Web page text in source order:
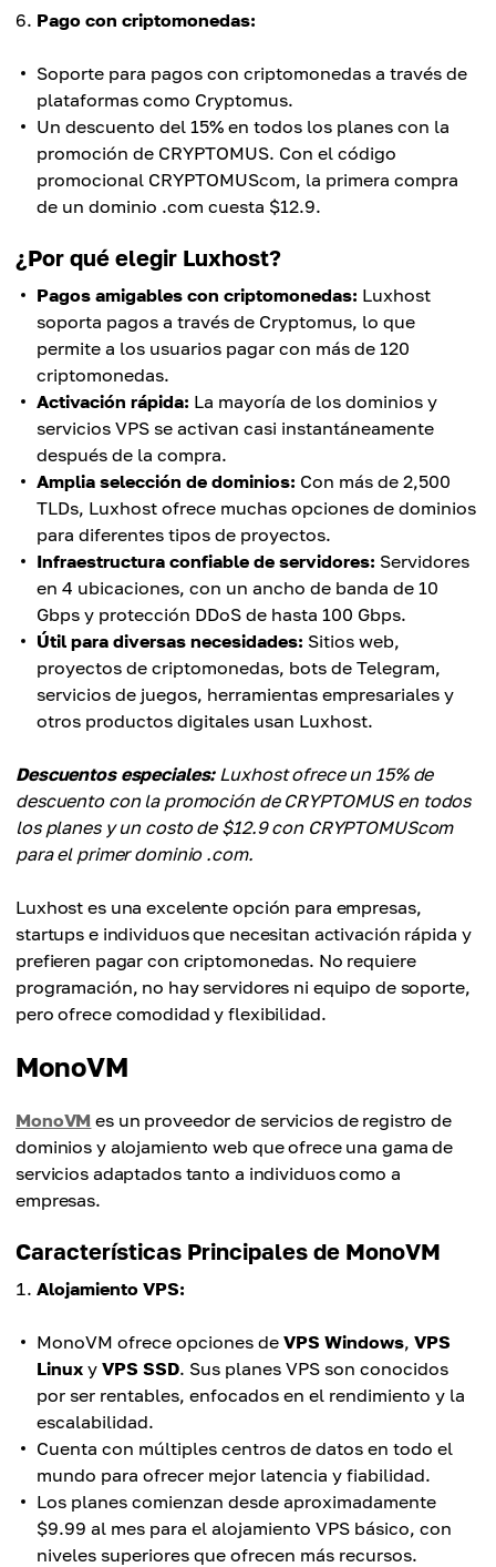
Pago con criptomonedas:
Soporte para pagos con criptomonedas a través de
plataformas como Cryptomus.
Un descuento del 15% en todos los planes con la
promoción de CRYPTOMUS. Con el código
promocional CRYPTOMUScom, la primera compra
de un dominio .com cuesta $12.9.
¿Por qué elegir Luxhost?
Pagos amigables con criptomonedas: Luxhost
soporta pagos a través de Cryptomus, lo que
permite a los usuarios pagar con más de 120
criptomonedas.
Activación rápida: La mayoría de los dominios y
servicios VPS se activan casi instantáneamente
después de la compra.
Amplia selección de dominios: Con más de 2,500
TLDs, Luxhost ofrece muchas opciones de dominios
para diferentes tipos de proyectos.
Infraestructura confiable de servidores: Servidores
en 4 ubicaciones, con un ancho de banda de 10
Gbps y protección DDoS de hasta 100 Gbps.
Útil para diversas necesidades: Sitios web,
proyectos de criptomonedas, bots de Telegram,
servicios de juegos, herramientas empresariales y
otros productos digitales usan Luxhost.
Descuentos especiales:Luxhost ofrece un 15% de
descuento con la promoción de CRYPTOMUS en todos
los planes y un costo de $12.9 con CRYPTOMUScom
para el primer dominio .com.
Luxhost es una excelente opción para empresas,
startups e individuos que necesitan activación rápida y
prefieren pagar con criptomonedas. No requiere
programación, no hay servidores ni equipo de soporte,
pero ofrece comodidad y flexibilidad.
MonoVM
MonoVM es un proveedor de servicios de registro de
dominios y alojamiento web que ofrece una gama de
servicios adaptados tanto a individuos como a
empresas.
Características Principales de MonoVM
Alojamiento VPS:
MonoVM ofrece opciones de VPS Windows, VPS
Linux y VPS SSD. Sus planes VPS son conocidos
por ser rentables, enfocados en el rendimiento y la
escalabilidad.
Cuenta con múltiples centros de datos en todo el
mundo para ofrecer mejor latencia y fiabilidad.
Los planes comienzan desde aproximadamente
$9.99 al mes para el alojamiento VPS básico, con
niveles superiores que ofrecen más recursos.